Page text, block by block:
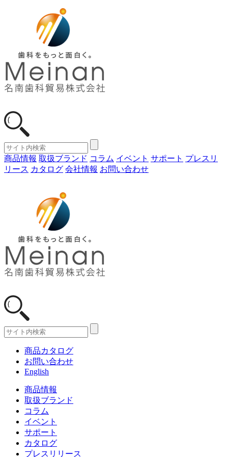
商品情報 取扱ブランド コラム イベント サポート プレスリ
リース カタログ 会社情報 お問い合わせ
商品カタログ
お問い合わせ
English
商品情報
取扱ブランド
コラム
イベント
サポート
カタログ
プレスリリース